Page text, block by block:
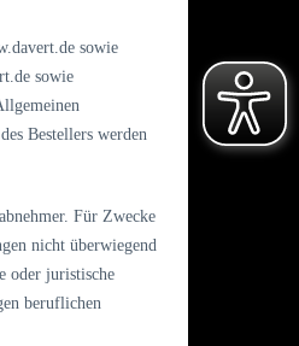
sowie
sowie
Bestellers werden
Für Zwecke
nicht überwiegend
oder juristische
beruflichen